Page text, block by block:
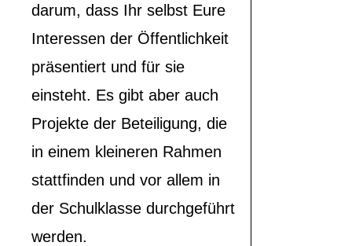
darum, dass Ihr selbst Eure
Interessen der Öffentlichkeit
präsentiert und für sie
einsteht. Es gibt aber auch
Projekte der Beteiligung, die
in einem kleineren Rahmen
stattfinden und vor allem in
der Schulklasse durchgeführt
werden.